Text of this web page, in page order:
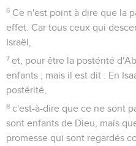
6 Ce n'est point à dire que la
effet. Car tous ceux qui
Israël,
7 et, pour être la postérité
enfants ; mais il est dit : En
postérité,
8 c'est-à-dire que ce ne sont
sont enfants de Dieu, mais
promesse qui sont regardés